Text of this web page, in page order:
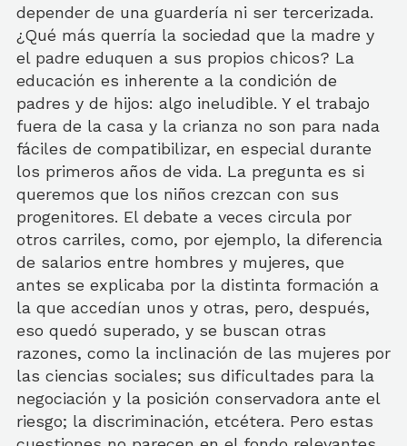
depender de una guardería ni ser tercerizada.
¿Qué más querría la sociedad que la madre y
el padre eduquen a sus propios chicos? La
educación es inherente a la condición de
padres y de hijos: algo ineludible. Y el trabajo
fuera de la casa y la crianza no son para nada
fáciles de compatibilizar, en especial durante
los primeros años de vida. La pregunta es si
queremos que los niños crezcan con sus
progenitores. El debate a veces circula por
otros carriles, como, por ejemplo, la diferencia
de salarios entre hombres y mujeres, que
antes se explicaba por la distinta formación a
la que accedían unos y otras, pero, después,
eso quedó superado, y se buscan otras
razones, como la inclinación de las mujeres por
las ciencias sociales; sus dificultades para la
negociación y la posición conservadora ante el
riesgo; la discriminación, etcétera. Pero estas